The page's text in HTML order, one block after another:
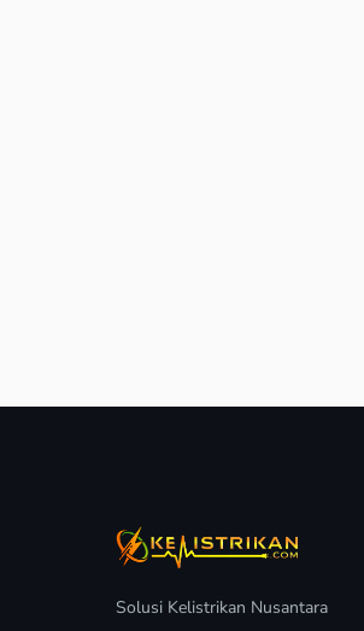
Solusi Kelistrikan Nusantara